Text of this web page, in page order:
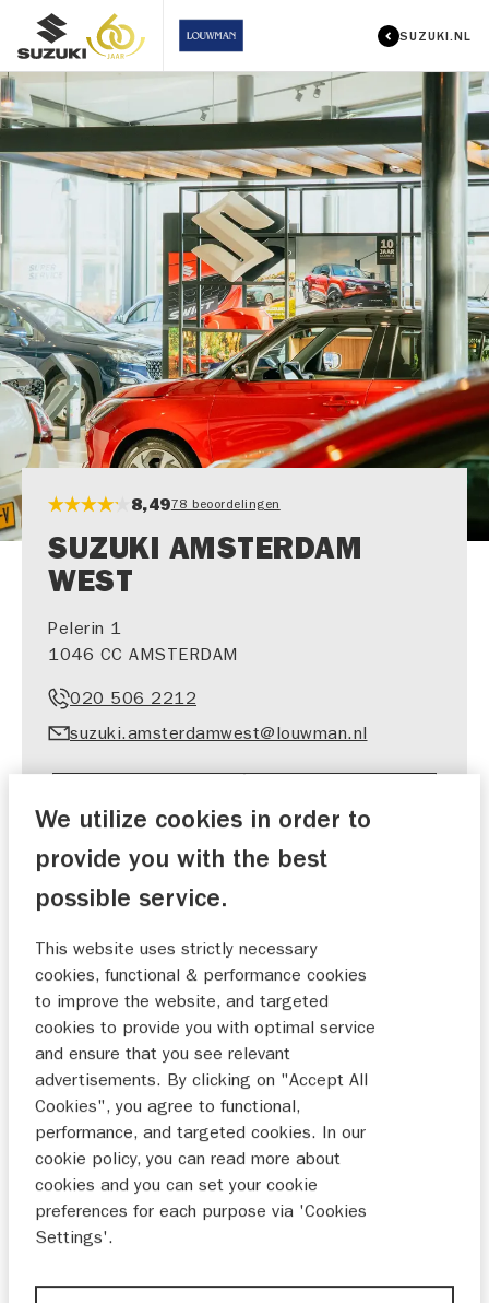
SUZUKI.NL
8,4978 beoordelingen
SUZUKI AMSTERDAM
WEST
Pelerin 1
1046 CC AMSTERDAM
020 506 2212
suzuki.amsterdamwest@louwman.nl
SHOWROOM​
AFSPRAAK
INRUILEN PROEFRIT
WELKOM BIJ SUZUKI AMSTERDAM WEST
100 jaar geleden zijn we begonnen met en passie
om mensen te bewegen.
Wij zijn een familiebedrijf dat zich niet laat leiden
door de waan van de dag en altijd kiest voor lange
We utilize cookies in order to
provide you with the best
possible service.
This website uses strictly necessary
cookies, functional & performance cookies
to improve the website, and targeted
cookies to provide you with optimal service
and ensure that you see relevant
advertisements. By clicking on "Accept All
Cookies", you agree to functional,
performance, and targeted cookies. In our
cookie policy, you can read more about
cookies and you can set your cookie
preferences for each purpose via 'Cookies
Settings'.